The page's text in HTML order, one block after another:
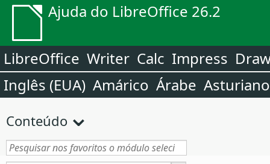
Ajuda do LibreOffice 26.2
LibreOffice Writer Calc Impress
Inglês (EUA) Amárico Árabe Asturiano
Conteúdo